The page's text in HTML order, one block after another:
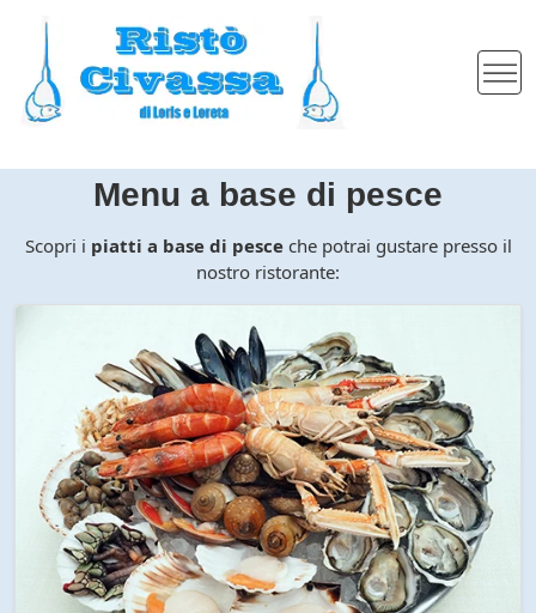
Menu a base di pesce
Scopri i piatti a base di pesceche potrai gustare presso il
nostro ristorante: